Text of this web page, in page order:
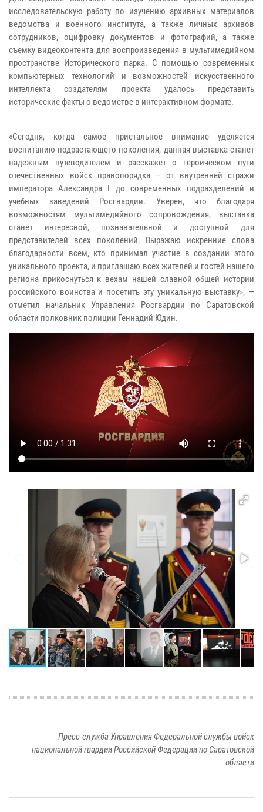
исследовательскую работу по изучению архивных материалов
ведомства и военного института, а также личных архивов
сотрудников, оцифровку документов и фотографий, а также
съемку видеоконтента для воспроизведения в мультимедийном
пространстве Исторического парка. С помощью современных
компьютерных технологий и возможностей искусственного
интеллекта создателям проекта удалось представить
исторические факты о ведомстве в интерактивном формате.
«Сегодня, когда самое пристальное внимание уделяется
воспитанию подрастающего поколения, данная выставка станет
надежным путеводителем и расскажет о героическом пути
отечественных войск правопорядка – от внутренней стражи
императора Александра I до современных подразделений и
учебных заведений Росгвардии. Уверен, что благодаря
возможностям мультимедийного сопровождения, выставка
станет интересной, познавательной и доступной для
представителей всех поколений. Выражаю искренние слова
благодарности всем, кто принимал участие в создании этого
уникального проекта, и приглашаю всех жителей и гостей нашего
региона прикоснуться к вехам нашей славной общей истории
российского воинства и посетить эту уникальную выставку», —
отметил начальник Управления Росгвардии по Саратовской
области полковник полиции Геннадий Юдин.
Пресс-служба Управления Федеральной службы войск
национальной гвардии Российской Федерации по Саратовской
области